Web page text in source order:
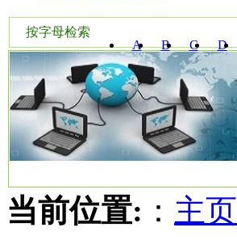
按字母检索
A
B C D
W Y
当前位置: ： 主页